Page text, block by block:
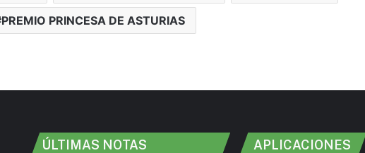
PREMIO PRINCESA DE ASTURIAS
ÚLTIMAS NOTAS
APLICACIONES